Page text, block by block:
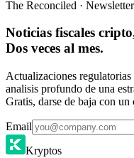
The Reconciled · Newsletter
Noticias fiscales
Dos veces al mes.
Actualizaciones
analisis profundo de una
Gratis, darse de baja con un
Email
Kryptos